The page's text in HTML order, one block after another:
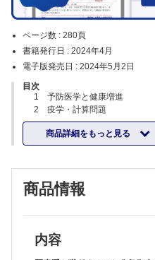
ページ数 : 280頁
書籍発行日 : 2024年4月
電子版発売日 : 2024年5月2日
目次
1 予防医学と健康増進
2 疫学・計算問題
①疫学
②計算問題
3 人口統計・保健統計
6 保健・医療・福祉の資源
7 地域保健と地域医療
10 国際保健
11 母子保健
商品詳細をもっと見る
商品情報
内容